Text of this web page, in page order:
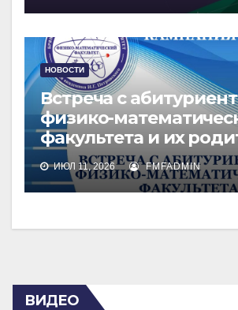
НОВОСТИ
Встреча с
физико-
факультета и их
ИЮЛ 11, 2026 FMFADMIN
ВИДЕО